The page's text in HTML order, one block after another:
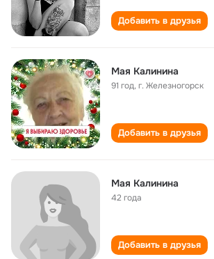
Добавить в друзья
Мая Калинина
91 год,г. Железногорск
Добавить в друзья
Мая Калинина
42 года
Добавить в друзья